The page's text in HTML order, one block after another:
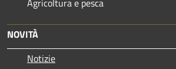
Agricoltura e pesca
NOVITÀ
Notizie